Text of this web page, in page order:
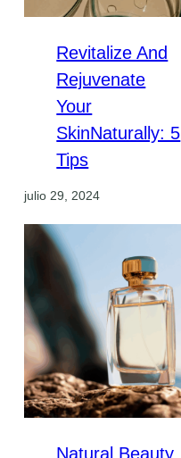
Revitalize And
Rejuvenate
Your
SkinNaturally: 5
Tips
julio 29, 2024
Natural Beauty